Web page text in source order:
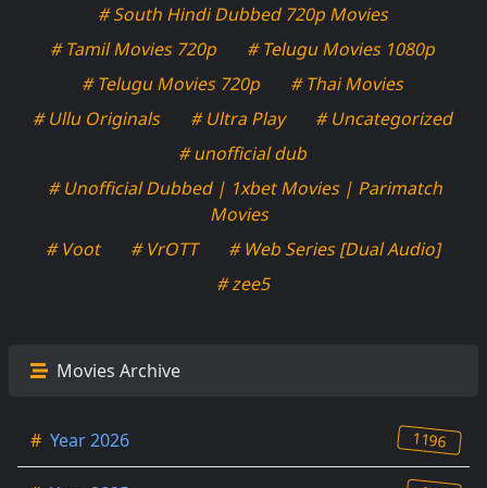
# South Hindi Dubbed 720p Movies
# Tamil Movies 720p
# Telugu Movies 1080p
# Telugu Movies 720p
# Thai Movies
# Ullu Originals
# Ultra Play
# Uncategorized
# unofficial dub
# Unofficial Dubbed | 1xbet Movies | Parimatch
Movies
# Voot
# VrOTT
# Web Series [Dual Audio]
# zee5
Movies Archive
# Year 2026 1196